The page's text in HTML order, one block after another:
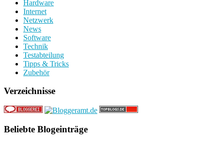
Hardware
Internet
Netzwerk
News
Software
Technik
Testabteilung
Tipps & Tricks
Zubehör
Verzeichnisse
Beliebte Blogeinträge